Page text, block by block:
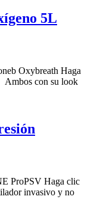
5L
Oxybreath Haga
Ambos con su look
ProPSV Haga clic
invasivo y no